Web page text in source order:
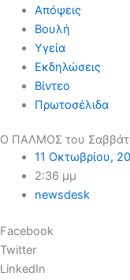
Απόψεις
Βουλή
Υγεία
Εκδηλώσεις
Βίντεο
Πρωτοσέλιδα
Ο ΠΑΛΜΟΣ του
11 Οκτωβρίου,
2:36 μμ
newsdesk
Facebook
Twitter
LinkedIn